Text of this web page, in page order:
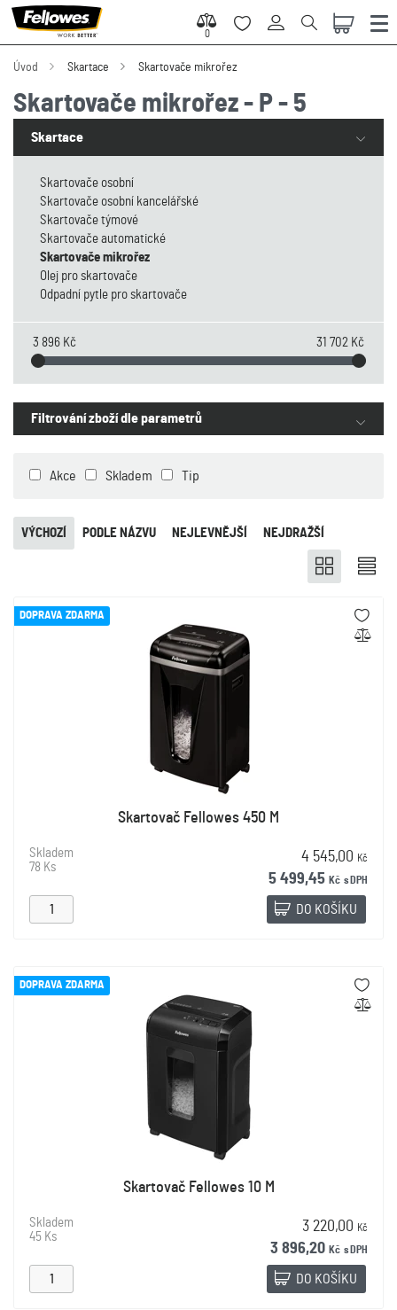
0
0
Úvod Skartace Skartovače mikrořez
Skartovače mikrořez - P - 5
Skartace
Skartovače osobní
Skartovače osobní kancelářské
Skartovače týmové
Skartovače automatické
Skartovače mikrořez
Olej pro skartovače
Odpadní pytle pro skartovače
3 896 Kč 31 702 Kč
Filtrování zboží dle parametrů
Akce Skladem Tip
NEJLEVNĚJŠÍ NEJDRAŽŠÍ
PODLE NÁZVU
VÝCHOZÍ
DOPRAVA ZDARMA
Skartovač Fellowes 450 M
Skladem
78 Ks
4 545,00 Kč
5 499,45 Kč s DPH
DO KOŠÍKU
DOPRAVA ZDARMA
Skartovač Fellowes 10 M
Skladem
45 Ks
3 220,00 Kč
3 896,20 Kč s DPH
DO KOŠÍKU